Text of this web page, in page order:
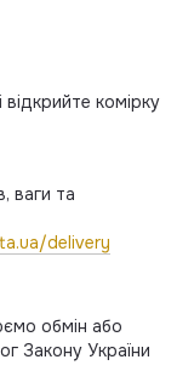
комірку
ваги та
delivery
обмін або
Закону України